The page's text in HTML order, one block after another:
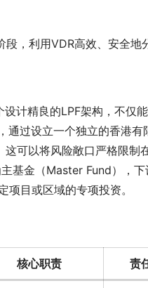
段，利用VDR高效、安全地
计精良的LPF架构，不仅
通过设立一个独立的香港
可以将风险敞口严格限制
基金（Master Fund），
项目或区域的专项投资。
核心职责 责